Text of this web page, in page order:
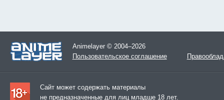
Animelayer © 2004–2026
Пользовательское соглашение
Сайт может содержать материалы
не предназначенные для лиц младше 18 лет.